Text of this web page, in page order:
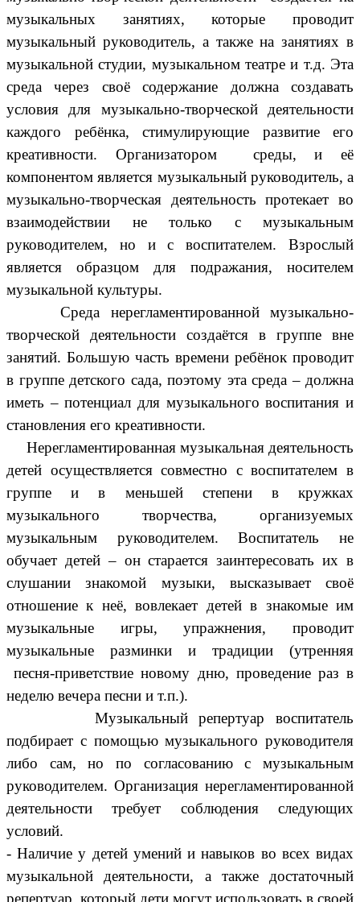
музыкальных занятиях, которые проводит
музыкальный руководитель, а также на занятиях в
музыкальной студии, музыкальном театре и т.д. Эта
среда через своё содержание должна создавать
условия для музыкально-творческой деятельности
каждого ребёнка, стимулирующие развитие его
креативности. Организатором среды, и её
компонентом является музыкальный руководитель, а
музыкально-творческая деятельность протекает во
взаимодействии не только с музыкальным
руководителем, но и с воспитателем. Взрослый
является образцом для подражания, носителем
музыкальной культуры.
Среда нерегламентированной музыкально-
творческой деятельности создаётся в группе вне
занятий. Большую часть времени ребёнок проводит
в группе детского сада, поэтому эта среда – должна
иметь – потенциал для музыкального воспитания и
становления его креативности.
Нерегламентированная музыкальная деятельность
детей осуществляется совместно с воспитателем в
группе и в меньшей степени в кружках
музыкального творчества, организуемых
музыкальным руководителем. Воспитатель не
обучает детей – он старается заинтересовать их в
слушании знакомой музыки, высказывает своё
отношение к неё, вовлекает детей в знакомые им
музыкальные игры, упражнения, проводит
музыкальные разминки и традиции (утренняя
песня-приветствие новому дню, проведение раз в
неделю вечера песни и т.п.).
Музыкальный репертуар воспитатель
подбирает с помощью музыкального руководителя
либо сам, но по согласованию с музыкальным
руководителем. Организация нерегламентированной
деятельности требует соблюдения следующих
условий.
- Наличие у детей умений и навыков во всех видах
музыкальной деятельности, а также достаточный
репертуар, который дети могут использовать в своей